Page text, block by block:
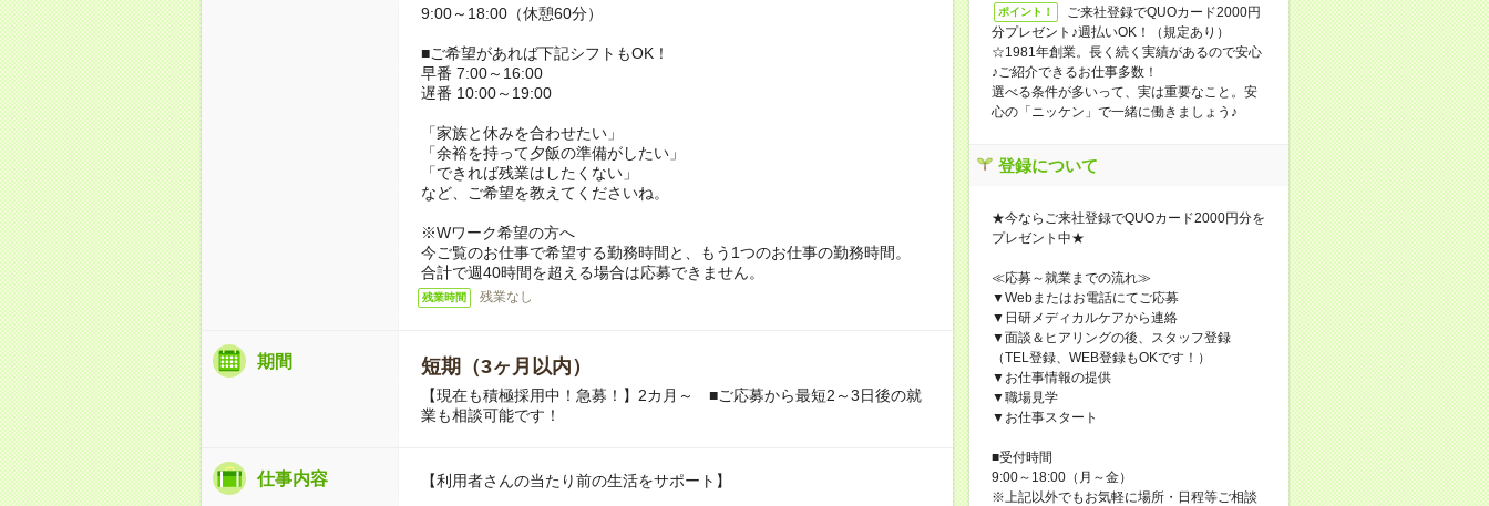
9:00～18:00（休憩60分）
■ご希望があれば下記シフトもOK！
早番 7:00～16:00
遅番 10:00～19:00
「家族と休みを合わせたい」
「余裕を持って夕飯の準備がしたい」
「できれば残業はしたくない」
など、ご希望を教えてくださいね。
※Wワーク希望の方へ
今ご覧のお仕事で希望する勤務時間と、もう1つのお仕事の勤務時間。
合計で週40時間を超える場合は応募できません。
残業時間 残業なし
期間 短期（3ヶ月以内）
【現在も積極採用中！急募！】2カ月～ ■ご応募から最短2～3日後の就
業も相談可能です！
仕事内容 【利用者さんの当たり前の生活をサポート】
ポイント！
ご来社登録でQUOカード2000円
分プレゼント♪週払いOK！（規定あり）
☆1981年創業。長く続く実績があるので安心
♪ご紹介できるお仕事多数！
選べる条件が多いって、実は重要なこと。安
心の「ニッケン」で一緒に働きましょう♪
登録について
★今ならご来社登録でQUOカード2000円分を
プレゼント中★
≪応募～就業までの流れ≫
▼Webまたはお電話にてご応募
▼日研メディカルケアから連絡
▼面談＆ヒアリングの後、スタッフ登録
（TEL登録、WEB登録もOKです！）
▼お仕事情報の提供
▼職場見学
▼お仕事スタート
■受付時間
9:00～18:00（月～金）
※上記以外でもお気軽に場所・日程等ご相談